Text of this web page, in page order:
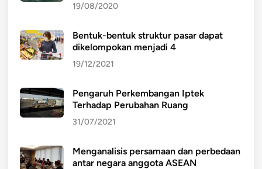
19/08/2020
Bentuk-bentuk struktur pasar dapat
dikelompokan menjadi 4
19/12/2021
Pengaruh Perkembangan Iptek
Terhadap Perubahan Ruang
31/07/2021
Menganalisis persamaan dan perbedaan
antar negara anggota ASEAN